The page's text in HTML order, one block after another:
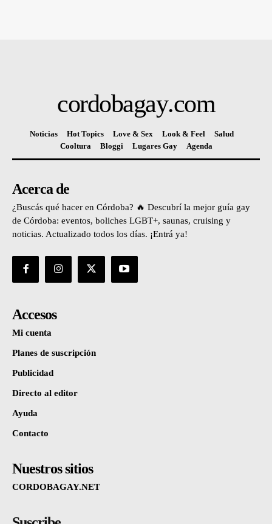
cordobagay.com
Noticias Hot Topics Love & Sex Look & Feel
Salud
Cooltura
Bloggi Lugares Gay Agenda
Acerca de
¿Buscás qué hacer en Córdoba? 🔥 Descubrí la mejor guía gay
de Córdoba: eventos, boliches LGBT+, saunas, cruising y
noticias. Actualizado todos los días. ¡Entrá ya!
Accesos
Mi cuenta
Planes de suscripción
Publicidad
Directo al editor
Ayuda
Contacto
Nuestros sitios
CORDOBAGAY.NET